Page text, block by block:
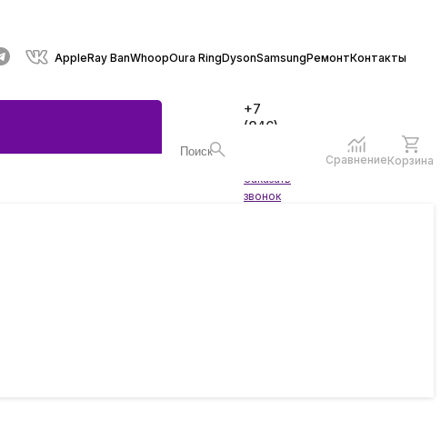
AppleRay BanWhoopOura RingDysonSamsungРемонтКонтакты
+7
(846)
Заказать
звонок
СравнениеКорзина